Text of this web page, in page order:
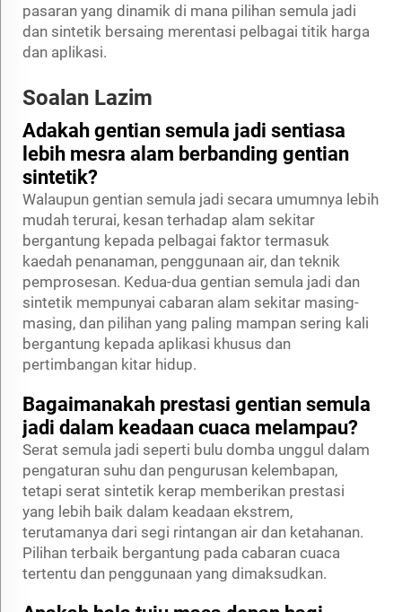
pasaran yang dinamik di mana pilihan semula jadi
dan sintetik bersaing merentasi pelbagai titik harga
dan aplikasi.
Soalan Lazim
Adakah gentian semula jadi sentiasa
lebih mesra alam berbanding gentian
sintetik?
Walaupun gentian semula jadi secara umumnya lebih
mudah terurai, kesan terhadap alam sekitar
bergantung kepada pelbagai faktor termasuk
kaedah penanaman, penggunaan air, dan teknik
pemprosesan. Kedua-dua gentian semula jadi dan
sintetik mempunyai cabaran alam sekitar masing-
masing, dan pilihan yang paling mampan sering kali
bergantung kepada aplikasi khusus dan
pertimbangan kitar hidup.
Bagaimanakah prestasi gentian semula
jadi dalam keadaan cuaca melampau?
Serat semula jadi seperti bulu domba unggul dalam
pengaturan suhu dan pengurusan kelembapan,
tetapi serat sintetik kerap memberikan prestasi
yang lebih baik dalam keadaan ekstrem,
terutamanya dari segi rintangan air dan ketahanan.
Pilihan terbaik bergantung pada cabaran cuaca
tertentu dan penggunaan yang dimaksudkan.